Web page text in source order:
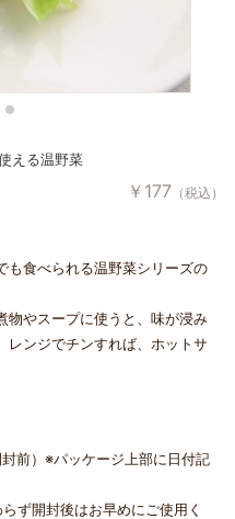
える温野菜
￥ 177 （税込）
も食べられる温野菜シリーズの
物やスープに使うと、味が浸み
レンジでチンすれば、ホットサ
前）※パッケージ上部に日付記
はお早めにご使用く